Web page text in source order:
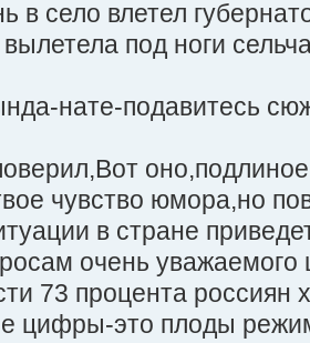
в село влетел
под ноги
нате-подавитесь
чувство юмора,но
в стране
очень уважаемого
73 процента россиян
цифры-это плоды